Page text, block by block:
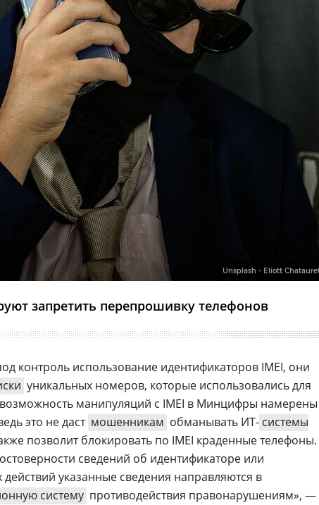
Unsplash - Eliott
запретить перепрошивку телефонов
контроль использование идентификаторов IMEI, они
уникальных номеров, которые использовались для
манипуляций с IMEI в Минцифры намерены
это не даст мошенникам обманывать ИТ- системы
позволит блокировать по IMEI краденные телефоны.
сведений об идентификаторе или
указанные сведения направляются в
систему противодействия правонарушениям», —